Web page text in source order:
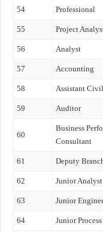
54 Professional
55 Project
56 Analyst
57 Accounting
58 Assistant
59 Auditor
60
Business
Consultant
61 Deputy
62 Junior Analyst
63 Junior
64 Junior